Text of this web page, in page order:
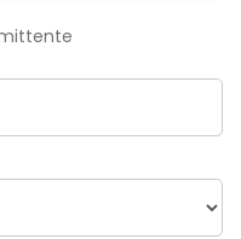
del mittente